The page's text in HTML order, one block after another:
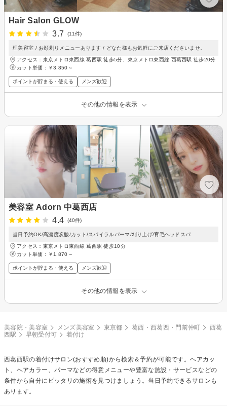
Hair Salon GLOW
3.7
(11件)
理美容室 / お顔剃りメニューあります / どなた様もお気軽にご来店くださいませ。
アクセス：東京メトロ東西線 葛西駅 徒歩5分、東京メトロ東西線 西葛西駅 徒歩20分
カット単価： ￥3,850～
ポイントが貯まる・使える メンズ歓迎
その他の情報を表示
美容室 Adorn 中葛西店
4.4
(40件)
当日予約OK/高濃度炭酸/カット/スパイラルパーマ/刈り上げ/育毛ヘッドスパ
アクセス：東京メトロ東西線 葛西駅 徒歩10分
カット単価： ￥1,870～
ポイントが貯まる・使える メンズ歓迎
その他の情報を表示
美容院・美容室 メンズ美容室 東京都 葛西・西葛西・門前仲町
西葛
西駅
早朝受付可 着付け
西葛西駅の着付けサロン(おすすめ順)から検索＆予約が可能です。ヘアカッ
ト、ヘアカラー、パーマなどの得意メニューや豊富な施設・サービスなどの
条件から自分にピッタリの施術を見つけましょう。当日予約できるサロンも
あります。